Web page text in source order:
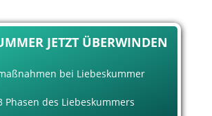
JETZT ÜBERWINDEN
bei Liebeskummer
Phasen des Liebeskummers